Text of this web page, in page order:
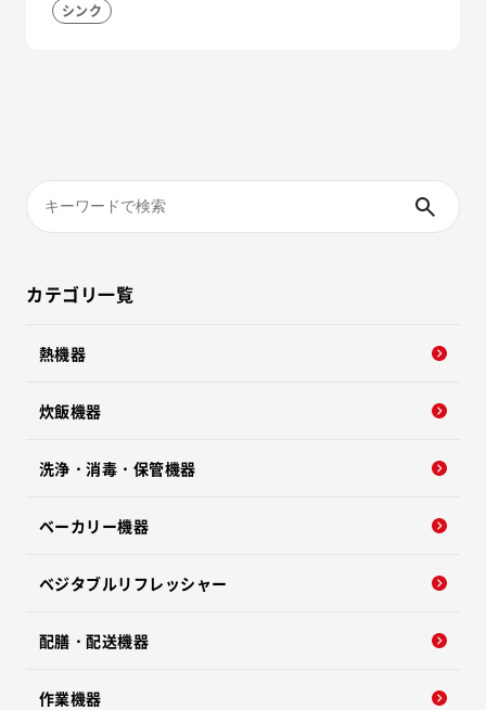
シンク
カテゴリ一覧
熱機器
炊飯機器
洗浄・消毒・保管機器
ベーカリー機器
ベジタブルリフレッシャー
配膳・配送機器
作業機器